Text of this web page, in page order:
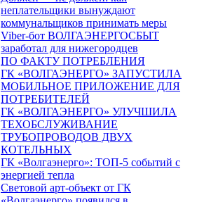
неплательщики вынуждают
коммунальщиков принимать меры
Viber-бот ВОЛГАЭНЕРГОСБЫТ
заработал для нижегородцев
ПО ФАКТУ ПОТРЕБЛЕНИЯ
ГК «ВОЛГАЭНЕРГО» ЗАПУСТИЛА
МОБИЛЬНОЕ ПРИЛОЖЕНИЕ ДЛЯ
ПОТРЕБИТЕЛЕЙ
ГК «ВОЛГАЭНЕРГО» УЛУЧШИЛА
ТЕХОБСЛУЖИВАНИЕ
ТРУБОПРОВОДОВ ДВУХ
КОТЕЛЬНЫХ
ГК «Волгаэнерго»: ТОП-5 событий с
энергией тепла
Световой арт-объект от ГК